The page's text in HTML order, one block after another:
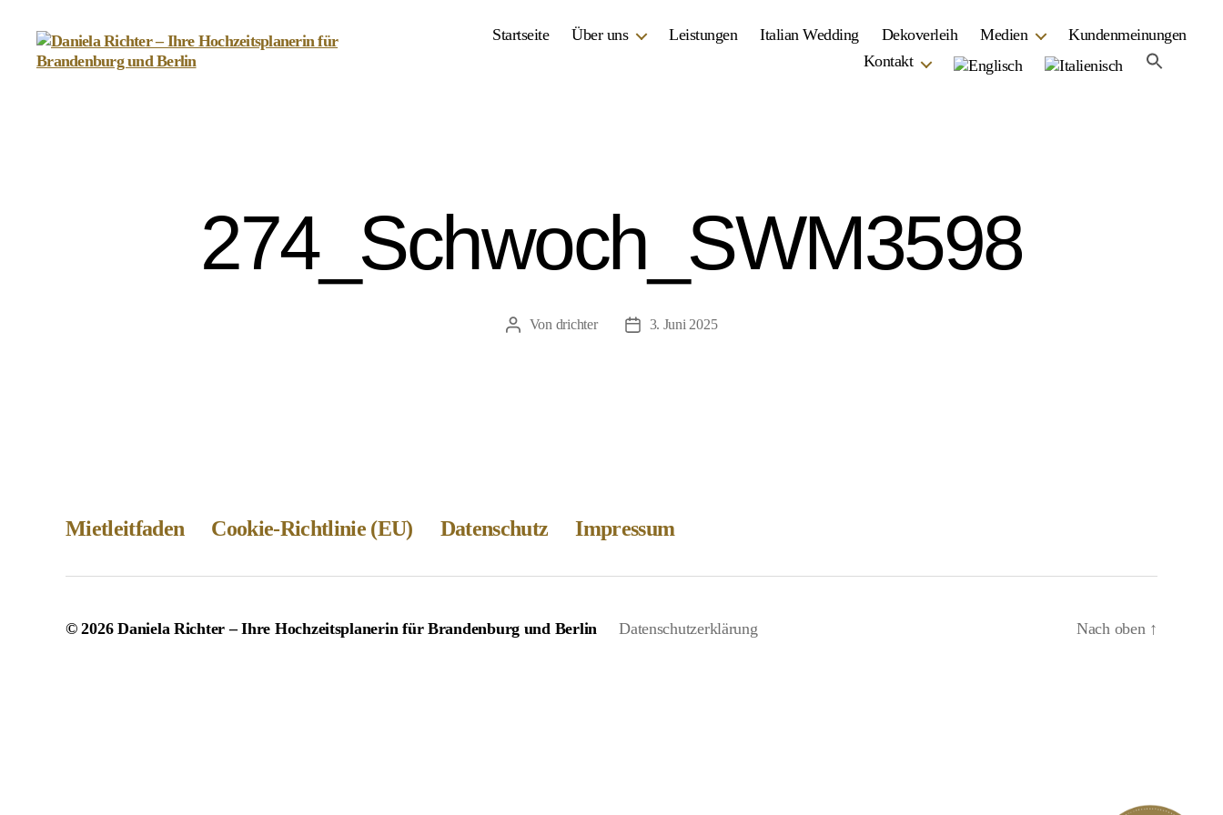
Startseite Über uns Leistungen Italian Wedding Dekoverleih Medien
Kundenmeinungen
Kontakt
274_Schwoch_SWM3598
Beitragsautor
Von drichter Veröffentlichungsdatum
3. Juni 2025
Mietleitfaden Cookie-Richtlinie (EU) Datenschutz Impressum
© 2026Daniela Richter – Ihre Hochzeitsplanerin für Brandenburg und Berlin Datenschutzerklärung Nach oben ↑